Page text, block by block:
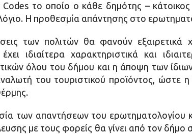
Codes το οποίο ο κάθε δημότης –
Η προθεσμία απάντησης στο
των πολιτών θα φανούν εξαιρετικά
έχει ιδιαίτερα χαρακτηριστικά και
όλου του δήμου και η άποψη των
του τουριστικού προϊόντος, ώστε
των απαντήσεων του ερωτηματολογίου
με τους φορείς θα γίνει από τον δήμο